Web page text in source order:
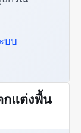
บบ
กแต่งพื้น